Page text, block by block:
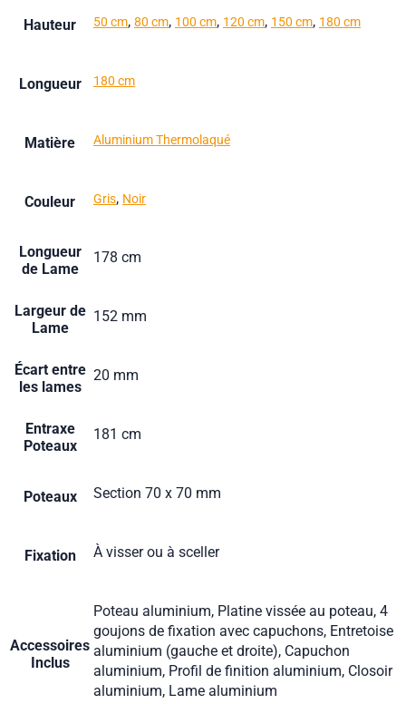
Hauteur 50 cm, 80 cm, 100 cm, 120 cm, 150 cm, 180 cm
Longueur 180 cm
Matière Aluminium Thermolaqué
Couleur Gris, Noir
Longueur
de Lame
178 cm
Largeur de
Lame
152 mm
Écart entre
les lames
20 mm
Entraxe
Poteaux
181 cm
Poteaux Section 70 x 70 mm
Fixation À visser ou à sceller
Accessoires
Inclus
Poteau aluminium, Platine vissée au poteau, 4
goujons de fixation avec capuchons, Entretoise
aluminium (gauche et droite), Capuchon
aluminium, Profil de finition aluminium, Closoir
aluminium, Lame aluminium